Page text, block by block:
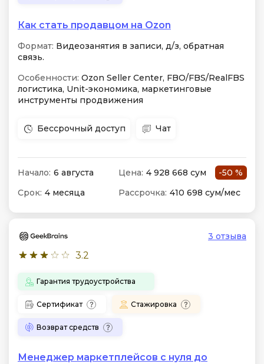
Как стать продавцом на Ozon
Формат: Видеозанятия в записи, д/з, обратная
связь.
Особенности: Ozon Seller Center, FBO/FBS/RealFBS
логистика, Unit-экономика, маркетинговые
инструменты продвижения
Бессрочный доступ Чат
Начало: 6 августа Цена: 4 928 668 сум
-50 %
Срок: 4 месяца Рассрочка: 410 698 сум/мес
3.2
3 отзыва
Гарантия трудоустройства
Сертификат Стажировка
Возврат средств
Менеджер маркетплейсов с нуля до